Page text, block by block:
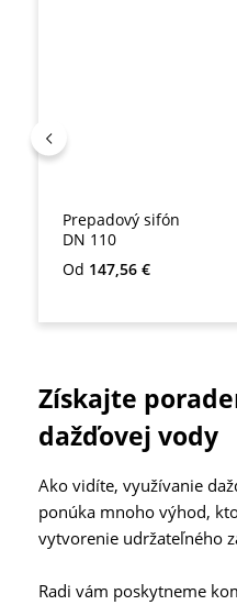
Prepadový sifón
DN 110
Bežná cena:
Od 147,56 €
Získajte
dažďovej vody
Ako vidíte, využívanie
ponúka mnoho výhod,
vytvorenie udržateľného
Radi vám poskytneme